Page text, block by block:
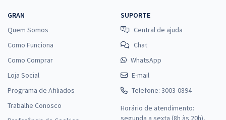
GRAN
Quem Somos
Como Funciona
Como Comprar
Loja Social
Programa de Afiliados
Trabalhe Conosco
SUPORTE
Central de ajuda
Chat
WhatsApp
E-mail
Telefone: 3003-0894
Horário de atendimento:
segunda a sexta (8h às 20h),